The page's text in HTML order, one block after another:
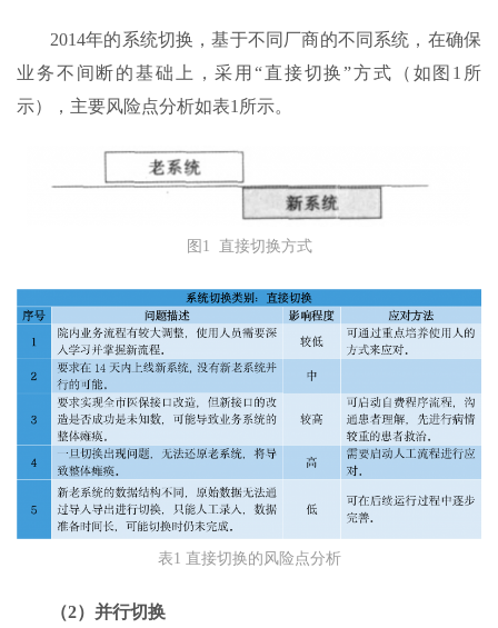
2014年的系统切换，基于不同厂商的不同系统，在确保
业务不间断的基础上，采用“直接切换”方式（如图1所
示），主要风险点分析如表1所示。
图1 直接切换方式
表1 直接切换的风险点分析
（2）并行切换